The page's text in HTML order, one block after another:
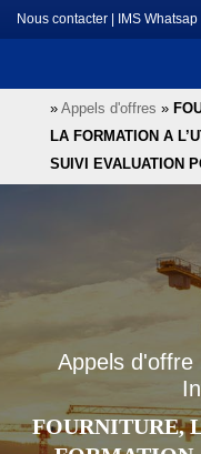
Aller
au
Nous contacter IMS
» Appels d'offres »
LA FORMATION A
SUIVI EVALUATION
Appels d'offre
FOURNITURE,